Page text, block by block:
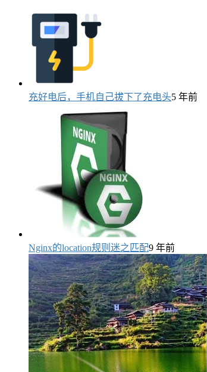
充好电后，手机自己拔下了充电头5 年前
Nginx的location规则迷之匹配9 年前